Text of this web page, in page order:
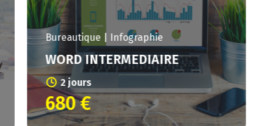
Bureautique | Infographie
EXCEL PERFECTIONNEMENT
2 jours
680 €